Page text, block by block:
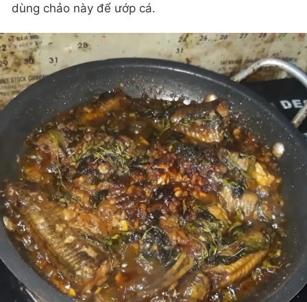
dùng chảo này để ướp cá.